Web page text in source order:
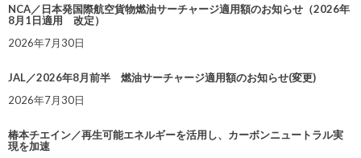
NCA／日本発国際航空貨物燃油サーチャージ適用額のお知らせ（2026年
8月1日適用 改定）
2026年7月30日
JAL／2026年8月前半 燃油サーチャージ適用額のお知らせ(変更)
2026年7月30日
椿本チエイン／再生可能エネルギーを活用し、カーボンニュートラル実
現を加速